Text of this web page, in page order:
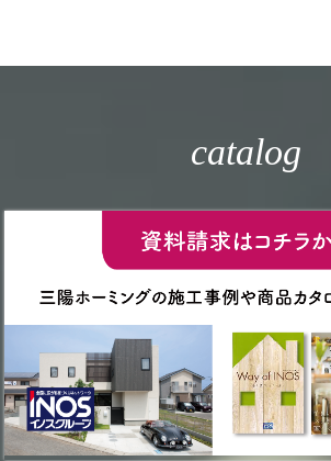
catalog